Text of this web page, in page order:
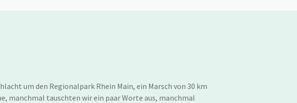
um den Regionalpark Rhein Main, ein Marsch von 30 km
manchmal tauschten wir ein paar Worte aus, manchmal